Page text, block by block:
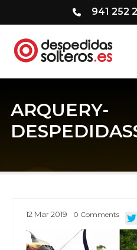
941 252
ARQUERY-
12 Mar2019 0 Comments